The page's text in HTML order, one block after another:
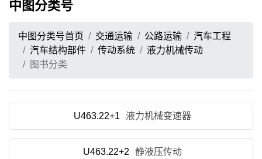
中图分类号
中图分类号首页 交通运输 公路运输
汽车工程
汽车结构部件
传动系统
液力机械传动
图书分类
U463.22+1 液力机械变速器
U463.22+2 静液压传动